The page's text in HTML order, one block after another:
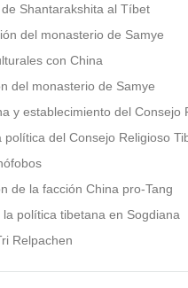
Shantarakshita al Tíbet
del monasterio de Samye
con China
del monasterio de Samye
y establecimiento del Consejo
política del Consejo Religioso
de la facción China pro-Tang
la política tibetana en Sogdiana
Relpachen